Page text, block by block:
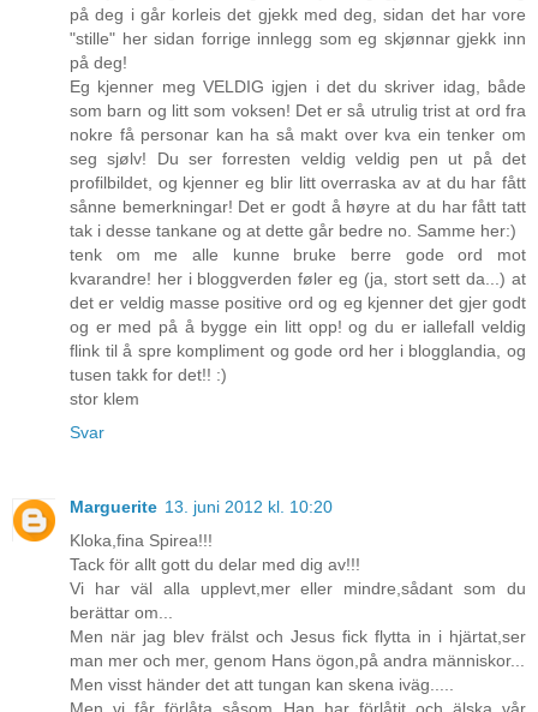
på deg i går korleis det gjekk med deg, sidan det har vore
"stille" her sidan forrige innlegg som eg skjønnar gjekk inn
på deg!
Eg kjenner meg VELDIG igjen i det du skriver idag, både
som barn og litt som voksen! Det er så utrulig trist at ord fra
nokre få personar kan ha så makt over kva ein tenker om
seg sjølv! Du ser forresten veldig veldig pen ut på det
profilbildet, og kjenner eg blir litt overraska av at du har fått
sånne bemerkningar! Det er godt å høyre at du har fått tatt
tak i desse tankane og at dette går bedre no. Samme her:)
tenk om me alle kunne bruke berre gode ord mot
kvarandre! her i bloggverden føler eg (ja, stort sett da...) at
det er veldig masse positive ord og eg kjenner det gjer godt
og er med på å bygge ein litt opp! og du er iallefall veldig
flink til å spre kompliment og gode ord her i blogglandia, og
tusen takk for det!! :)
stor klem
Svar
Marguerite 13. juni 2012 kl. 10:20
Kloka,fina Spirea!!!
Tack för allt gott du delar med dig av!!!
Vi har väl alla upplevt,mer eller mindre,sådant som du
berättar om...
Men när jag blev frälst och Jesus fick flytta in i hjärtat,ser
man mer och mer, genom Hans ögon,på andra människor...
Men visst händer det att tungan kan skena iväg.....